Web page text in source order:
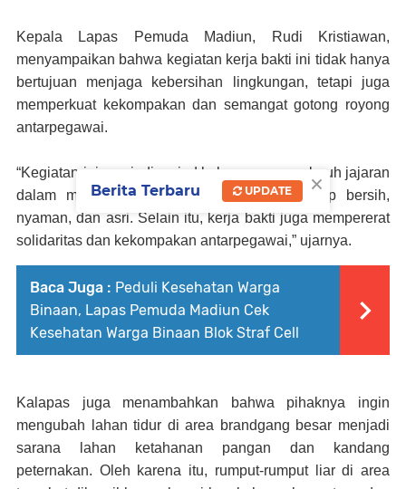
Kepala Lapas Pemuda Madiun, Rudi Kristiawan,
menyampaikan bahwa kegiatan kerja bakti ini tidak hanya
bertujuan menjaga kebersihan lingkungan, tetapi juga
memperkuat kekompakan dan semangat gotong royong
antarpegawai.
“Kegiatan ini menjadi wujud kebersamaan seluruh jajaran
dalam menjaga lingkungan Lapas agar tetap bersih,
nyaman, dan asri. Selain itu, kerja bakti juga mempererat
solidaritas dan kekompakan antarpegawai,” ujarnya.
Baca Juga : Peduli Kesehatan Warga
Binaan, Lapas Pemuda Madiun Cek
Kesehatan Warga Binaan Blok Straf Cell
Kalapas juga menambahkan bahwa pihaknya ingin
mengubah lahan tidur di area brandgang besar menjadi
sarana lahan ketahanan pangan dan kandang
peternakan. Oleh karena itu, rumput-rumput liar di area
×
Berita Terbaru UPDATE